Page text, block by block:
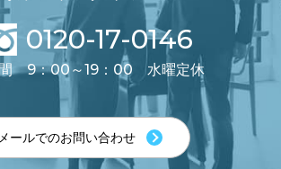
0120-17-0146
9：00～19：00 水曜定休
メールでのお問い合わせ